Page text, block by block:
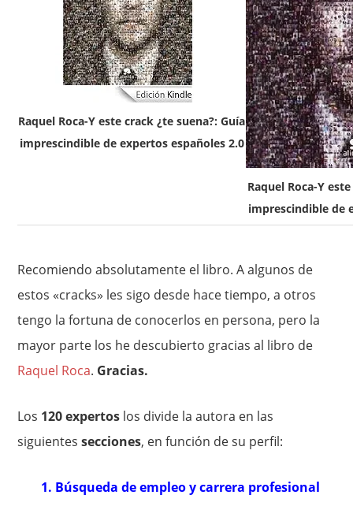
Raquel Roca-Y este crack ¿te suena?: Guía
imprescindible de expertos españoles 2.0
Raquel Roca-Y
imprescindible de
Recomiendo absolutamente el libro. A algunos de
estos «cracks» les sigo desde hace tiempo, a otros
tengo la fortuna de conocerlos en persona, pero la
mayor parte los he descubierto gracias al libro de
Raquel Roca. Gracias.
Los 120 expertos los divide la autora en las
siguientessecciones, en función de su perfil:
1. Búsqueda de empleo y carrera profesional